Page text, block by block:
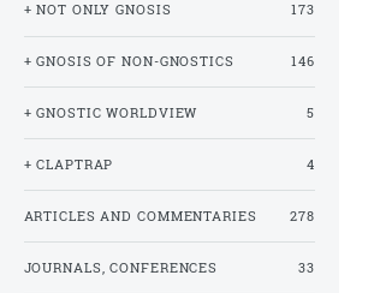
+ NOT ONLY GNOSIS 173
+ GNOSIS OF NON-GNOSTICS 146
+ GNOSTIC WORLDVIEW 5
+ CLAPTRAP 4
ARTICLES AND COMMENTARIES 278
JOURNALS, CONFERENCES 33